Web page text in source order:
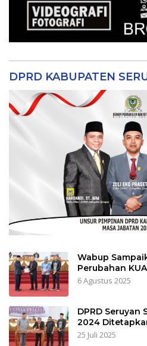
DPRD KABUPATEN
Wabup
Perubahan
6 Agustus 2025
DPRD Seruyan
2024
25 Juli 2025